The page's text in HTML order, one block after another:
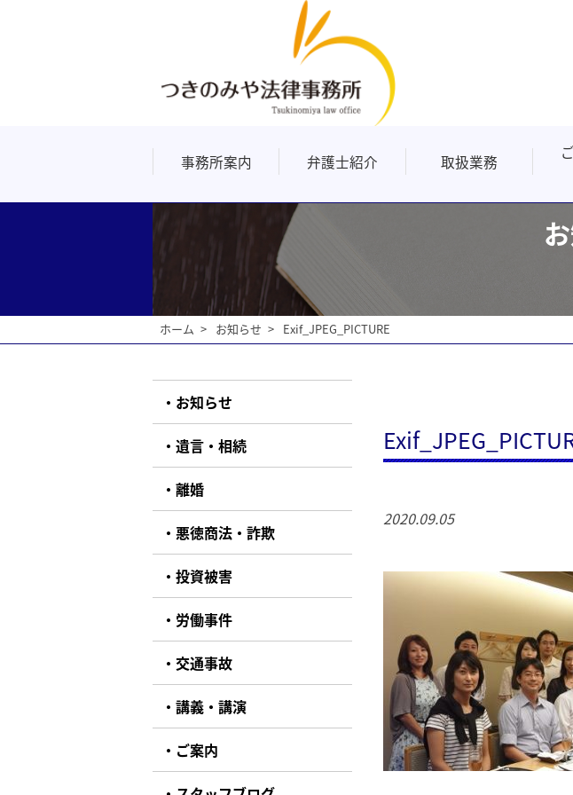
事務所案内 弁護士紹介 取扱業務
ホーム お知らせ Exif_JPEG_PICTURE
2020.09.05
お知らせ
遺言・相続
離婚
悪徳商法・詐欺
投資被害
労働事件
交通事故
講義・講演
ご案内